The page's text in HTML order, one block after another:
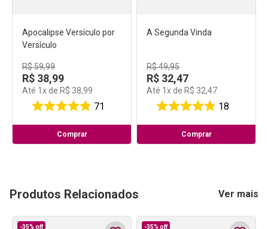
Apocalipse Versículo por
Versículo
R$59,99
R$ 38,99
Até 1 x de R$ 38,99
71
Comprar
A Segunda Vinda
R$49,95
R$ 32,47
Até 1 x de R$ 32,47
18
Comprar
Produtos Relacionados Ver mais
-35% off
-35% off